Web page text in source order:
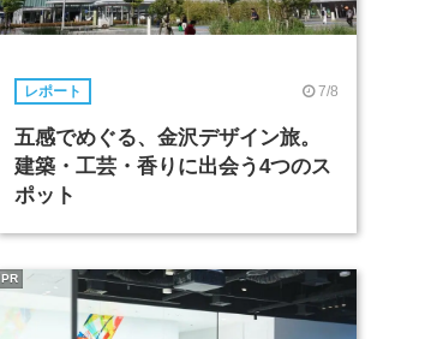
レポート 7/8
五感でめぐる、金沢デザイン旅。
建築・工芸・香りに出会う4つのス
ポット
PR